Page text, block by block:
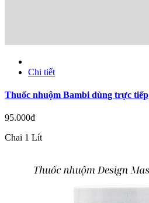
Chi tiết
Thuốc nhuộm Bambi dùng trực tiếp
95.000đ
Chai 1 Lít